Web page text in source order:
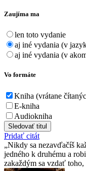
Zaujíma ma
len toto vydanie
aj iné vydania (v
aj iné vydania (v
Vo formáte
Kniha (vrátane
E-kniha
Audiokniha
Sledovať titul
Pridať citát
Nikdy sa nezavďačíš
jedného k druhému a
zakaždým sa vzdať toho,